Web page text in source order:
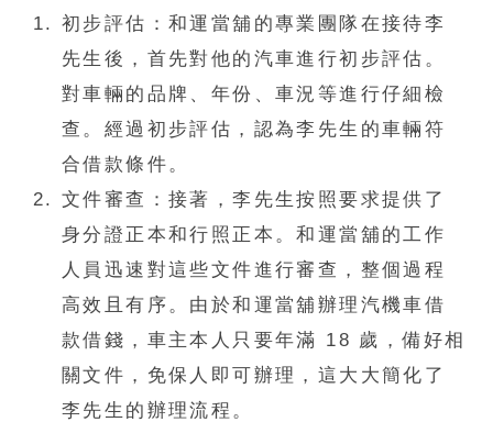
初步評估：和運當舖的專業團隊在接待李
先生後，首先對他的汽車進行初步評估。
對車輛的品牌、年份、車況等進行仔細檢
查。經過初步評估，認為李先生的車輛符
合借款條件。​
文件審查：接著，李先生按照要求提供了
身分證正本和行照正本。和運當舖的工作
人員迅速對這些文件進行審查，整個過程
高效且有序。由於和運當舖辦理汽機車借
款借錢，車主本人只要年滿 18 歲，備好相
關文件，免保人即可辦理，這大大簡化了
李先生的辦理流程。​